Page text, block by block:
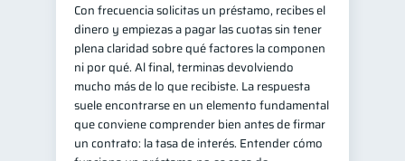
Retiro 1 Doble sueldo 1
Gasto responsable 1
información financiera
Con frecuencia solicitas un préstamo, recibes el
dinero y empiezas a pagar las cuotas sin tener
plena claridad sobre qué factores la componen
ni por qué. Al final, terminas devolviendo
mucho más de lo que recibiste. La respuesta
suele encontrarse en un elemento fundamental
que conviene comprender bien antes de firmar
un contrato: la tasa de interés. Entender cómo